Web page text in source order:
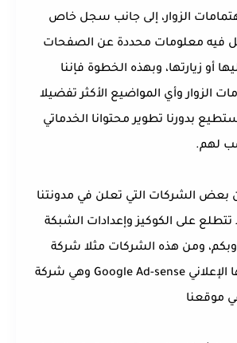
الزوار، إلى جانب سجل خاص
فيه معلومات محددة عن الصفحات
أو زيارتها، وبهذه الخطوة فإننا
الزوار وأي المواضيع الأكثر تفضيلا
بدورنا تطوير محتوانا الخدماتي
لهم.
بعض الشركات التي تعلن في مدونتنا
على الكوكيز وإعدادات الشبكة
ومن هذه الشركات مثلا شركة
Google وبرنامجها الإعلاني Google Ad-sense وهي شركة
موقعنا